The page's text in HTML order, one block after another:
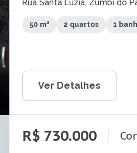
Rua Santa Luzia, Zumbi do
50 m² 2 quartos 1
Ver Detalhes
R$ 730.000